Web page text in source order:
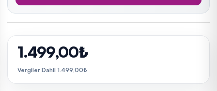
1.499,00₺
Vergiler Dahil 1.499,00₺